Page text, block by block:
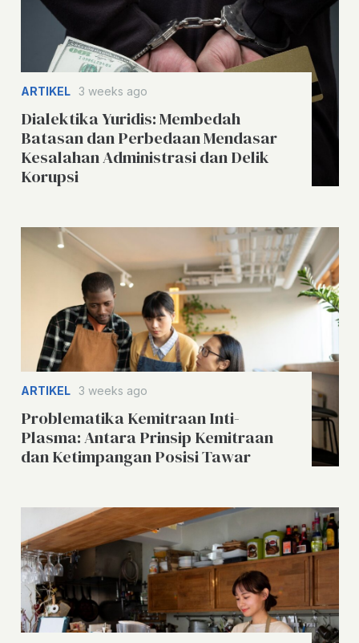
ARTIKEL 3 weeks ago
Dialektika Yuridis: Membedah
Batasan dan Perbedaan Mendasar
Kesalahan Administrasi dan Delik
Korupsi
ARTIKEL 3 weeks ago
Problematika Kemitraan Inti-
Plasma: Antara Prinsip Kemitraan
dan Ketimpangan Posisi Tawar